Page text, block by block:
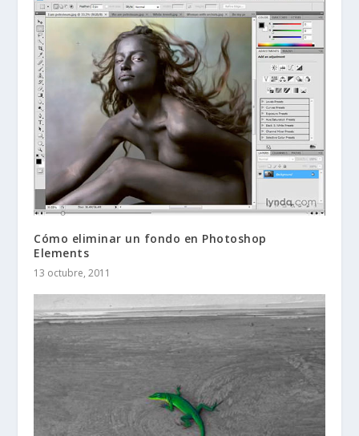
Cómo eliminar un fondo en Photoshop
Elements
13 octubre, 2011